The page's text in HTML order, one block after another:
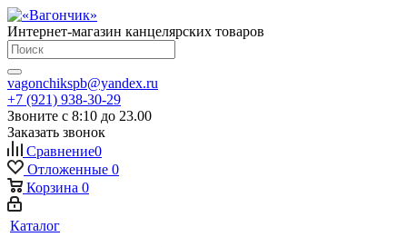
Интернет-магазин канцелярских товаров
vagonchikspb@yandex.ru
+7 (921) 938-30-29
Звоните с 8:10 до 23.00
Заказать звонок
Сравнение0
Отложенные 0
Корзина 0
Каталог